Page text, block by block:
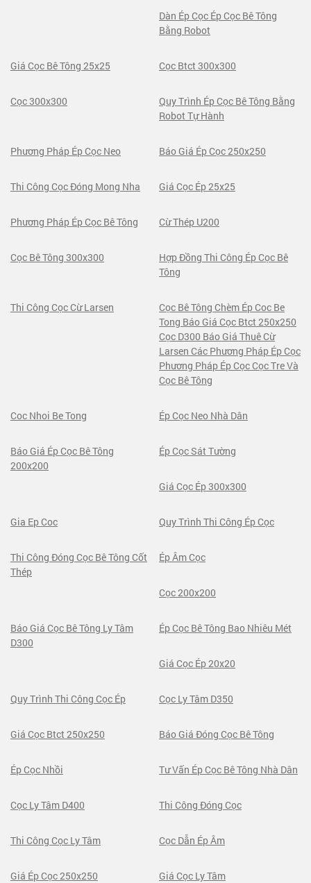
Dàn Ép Cọc Ép Cọc Bê Tông
Bằng Robot
Giá Cọc Bê Tông 25x25 Cọc Btct 300x300
Cọc 300x300
Quy Trình Ép Cọc Bê Tông Bằng
Robot Tự Hành
Phương Pháp Ép Cọc Neo Báo Giá Ép Cọc 250x250
Thi Công Cọc Đóng Mong Nha Giá Cọc Ép 25x25
Phương Pháp Ép Cọc Bê Tông Cừ Thép U200
Cọc Bê Tông 300x300
Hợp Đồng Thi Công Ép Cọc Bê
Tông
Thi Công Cọc Cừ Larsen
Cọc Bê Tông Chèm Ép Coc Be
Tong Báo Giá Cọc Btct 250x250
Cọc D300 Báo Giá Thuê Cừ
Larsen Các Phương Pháp Ép Cọc
Phương Pháp Ép Cọc Cọc Tre Và
Cọc Bê Tông
Coc Nhoi Be Tong Ép Cọc Neo Nhà Dân
Báo Giá Ép Cọc Bê Tông
200x200
Ép Cọc Sát Tường
Giá Cọc Ép 300x300
Gia Ep Coc Quy Trình Thi Công Ép Cọc
Thi Công Đóng Cọc Bê Tông Cốt
Thép
Ép Âm Cọc
Cọc 200x200
Báo Giá Cọc Bê Tông Ly Tâm
D300
Ép Cọc Bê Tông Bao Nhiêu Mét
Giá Cọc Ép 20x20
Quy Trình Thi Công Cọc Ép Cọc Ly Tâm D350
Giá Cọc Btct 250x250 Báo Giá Đóng Cọc Bê Tông
Ép Cọc Nhồi Tư Vấn Ép Cọc Bê Tông Nhà Dân
Cọc Ly Tâm D400 Thi Công Đóng Cọc
Thi Công Cọc Ly Tâm Cọc Dẫn Ép Âm
Giá Ép Cọc 250x250 Giá Cọc Ly Tâm